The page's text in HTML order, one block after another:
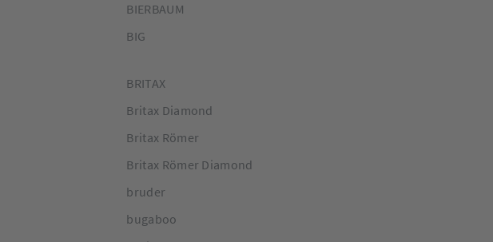
BIERBAUM
BIG
BRITAX
Britax Diamond
Britax Römer
Britax Römer Diamond
bruder
bugaboo